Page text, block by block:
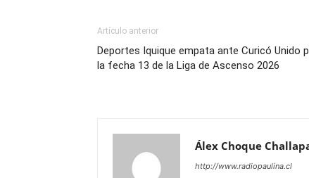
Artículo anterior
Deportes Iquique empata ante Curicó Unido
la fecha 13 de la Liga de Ascenso 2026
Álex Choque
http://www.radiopaulina.cl